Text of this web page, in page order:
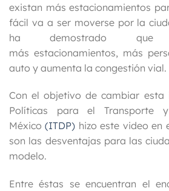
existan más estacionamientos
fácil va a ser moverse por la
ha demostrado que
más estacionamientos, más
auto y aumenta la congestión vial.
Con el objetivo de cambiar
Políticas para el Transporte
México(ITDP) hizo este video en
son las desventajas para las
modelo.
Entre éstas se encuentran el